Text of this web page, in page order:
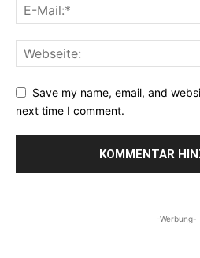
Save my name, email, and
next time I comment.
-Werbung-